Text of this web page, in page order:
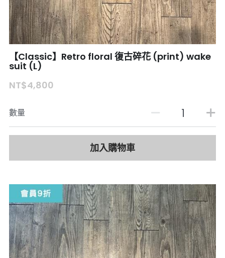
【Classic】Retro floral 復古碎花 (print) wake
suit (L)
NT$4,800
數量
加入購物車